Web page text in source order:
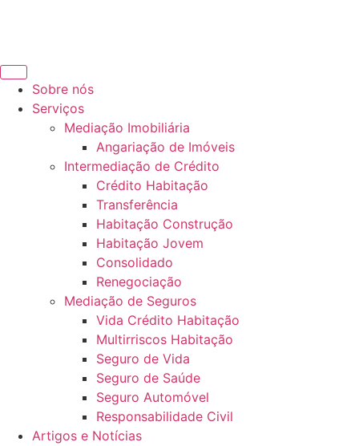
Sobre nós
Serviços
Mediação Imobiliária
Angariação de Imóveis
Intermediação de Crédito
Crédito Habitação
Transferência
Habitação Construção
Habitação Jovem
Consolidado
Renegociação
Mediação de Seguros
Vida Crédito Habitação
Multirriscos Habitação
Seguro de Vida
Seguro de Saúde
Seguro Automóvel
Responsabilidade Civil
Artigos e Notícias